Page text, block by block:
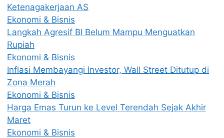
Ketenagakerjaan AS
Ekonomi & Bisnis
Langkah Agresif BI Belum Mampu Menguatkan
Rupiah
Ekonomi & Bisnis
Inflasi Membayangi Investor, Wall Street Ditutup di
Zona Merah
Ekonomi & Bisnis
Harga Emas Turun ke Level Terendah Sejak Akhir
Maret
Ekonomi & Bisnis